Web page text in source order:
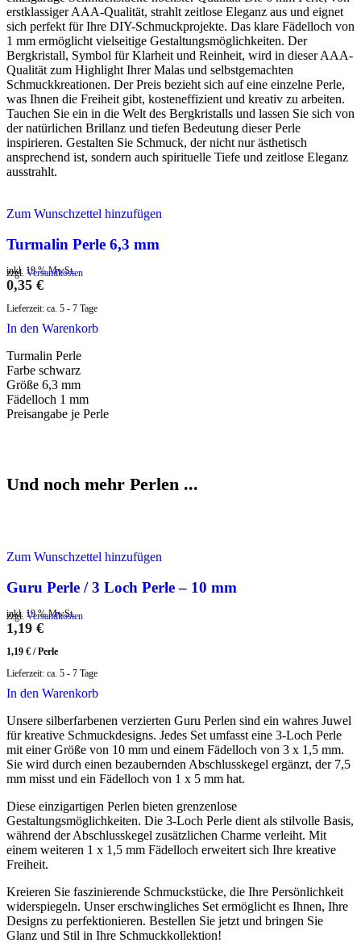
erstklassiger AAA-Qualität, strahlt zeitlose Eleganz aus und eignet
sich perfekt für Ihre DIY-Schmuckprojekte. Das klare Fädelloch von
1 mm ermöglicht vielseitige Gestaltungsmöglichkeiten. Der
Bergkristall, Symbol für Klarheit und Reinheit, wird in dieser AAA-
Qualität zum Highlight Ihrer Malas und selbstgemachten
Schmuckkreationen. Der Preis bezieht sich auf eine einzelne Perle,
was Ihnen die Freiheit gibt, kosteneffizient und kreativ zu arbeiten.
Tauchen Sie ein in die Welt des Bergkristalls und lassen Sie sich von
der natürlichen Brillanz und tiefen Bedeutung dieser Perle
inspirieren. Gestalten Sie Schmuck, der nicht nur ästhetisch
ansprechend ist, sondern auch spirituelle Tiefe und zeitlose Eleganz
ausstrahlt.
Zum Wunschzettel hinzufügen
Turmalin Perle 6,3 mm
inkl. 19 % MwSt.
zzgl. Versandkosten
0,35 €
Lieferzeit: ca. 5 - 7 Tage
In den Warenkorb
Turmalin Perle
Farbe schwarz
Größe 6,3 mm
Fädelloch 1 mm
Preisangabe je Perle
Und noch mehr Perlen ...
Zum Wunschzettel hinzufügen
Guru Perle / 3 Loch Perle – 10 mm
inkl. 19 % MwSt.
zzgl. Versandkosten
1,19 €
1,19 € /Perle
Lieferzeit: ca. 5 - 7 Tage
In den Warenkorb
Unsere silberfarbenen verzierten Guru Perlen sind ein wahres Juwel
für kreative Schmuckdesigns. Jedes Set umfasst eine 3-Loch Perle
mit einer Größe von 10 mm und einem Fädelloch von 3 x 1,5 mm.
Sie wird durch einen bezaubernden Abschlusskegel ergänzt, der 7,5
mm misst und ein Fädelloch von 1 x 5 mm hat.
Diese einzigartigen Perlen bieten grenzenlose
Gestaltungsmöglichkeiten. Die 3-Loch Perle dient als stilvolle Basis,
während der Abschlusskegel zusätzlichen Charme verleiht. Mit
einem weiteren 1 x 1,5 mm Fädelloch erweitert sich Ihre kreative
Freiheit.
Kreieren Sie faszinierende Schmuckstücke, die Ihre Persönlichkeit
widerspiegeln. Unser erschwingliches Set ermöglicht es Ihnen, Ihre
Designs zu perfektionieren. Bestellen Sie jetzt und bringen Sie
Glanz und Stil in Ihre Schmuckkollektion!